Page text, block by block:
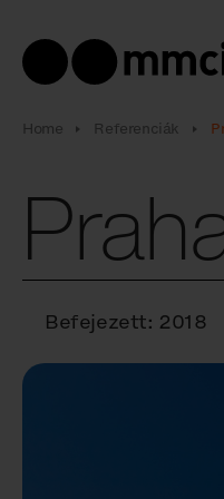
Home Referenciák
Befejezett: 2018